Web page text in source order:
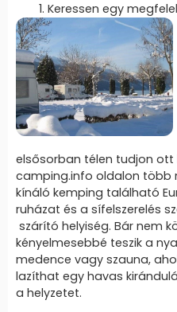
Keressen egy
elsősorban télen tudjon ott
camping.info oldalon több
kínáló kemping található
ruházat és a sífelszerelés
szárító helyiség. Bár nem
kényelmesebbé teszik a
medence vagy szauna,
lazíthat egy havas
a helyzetet.